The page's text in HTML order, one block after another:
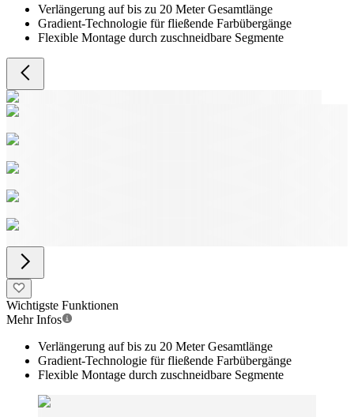
Verlängerung auf bis zu 20 Meter Gesamtlänge
Gradient-Technologie für fließende Farbübergänge
Flexible Montage durch zuschneidbare Segmente
Wichtigste Funktionen
Mehr Infos
Verlängerung auf bis zu 20 Meter Gesamtlänge
Gradient-Technologie für fließende Farbübergänge
Flexible Montage durch zuschneidbare Segmente